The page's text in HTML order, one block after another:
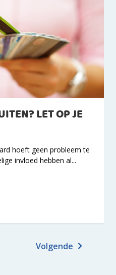
LET OP JE
hoeft geen probleem te
invloed hebben al...
Volgende